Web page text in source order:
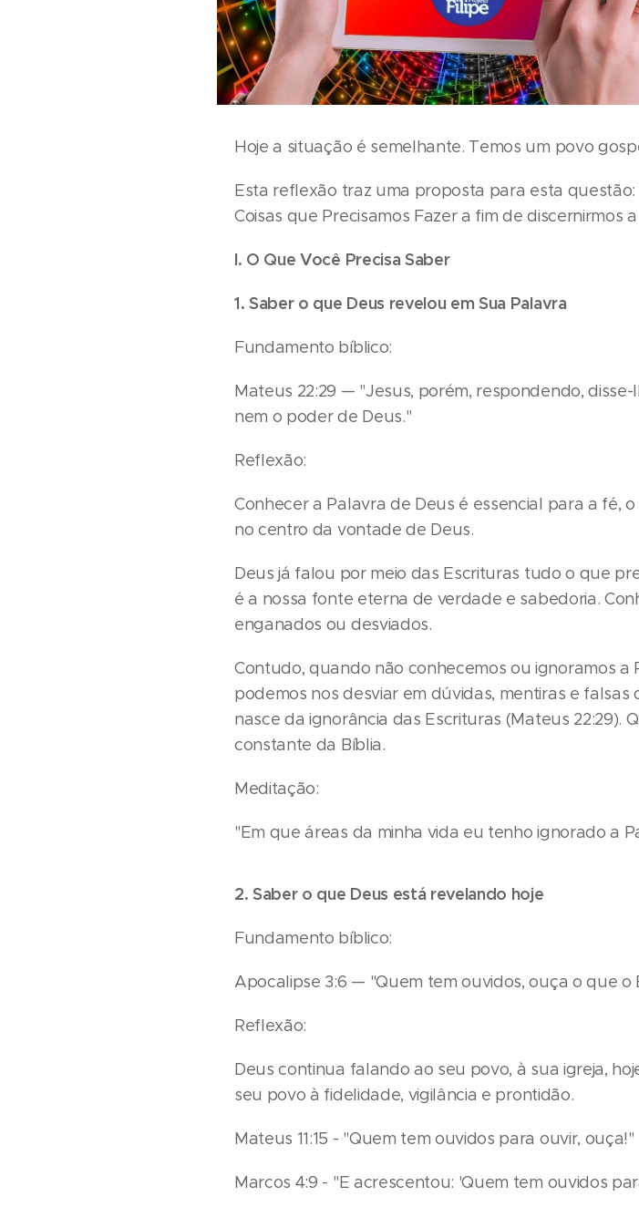
Hoje a situação é semelhante. Temos um povo
Esta reflexão traz uma proposta para esta questão:
Coisas que Precisamos Fazer a fim de discernirmos
I. O Que Você Precisa Saber
1. Saber o que Deus revelou em Sua Palavra
Fundamento bíblico:
Mateus 22:29 — "Jesus, porém, respondendo,
nem o poder de Deus."
Reflexão:
Conhecer a Palavra de Deus é essencial para a fé,
no centro da vontade de Deus.
Deus já falou por meio das Escrituras tudo o que
é a nossa fonte eterna de verdade e sabedoria.
enganados ou desviados.
Contudo, quando não conhecemos ou ignoramos a
podemos nos desviar em dúvidas, mentiras e
nasce da ignorância das Escrituras (Mateus 22:29).
constante da Bíblia.
Meditação:
"Em que áreas da minha vida eu tenho ignorado a
2. Saber o que Deus está revelando hoje
Fundamento bíblico:
Apocalipse 3:6 — "Quem tem ouvidos, ouça o que o
Reflexão:
Deus continua falando ao seu povo, à sua igreja,
seu povo à fidelidade, vigilância e prontidão.
Mateus 11:15 - "Quem tem ouvidos para ouvir, ouça!"
Marcos 4:9 - "E acrescentou: 'Quem tem ouvidos